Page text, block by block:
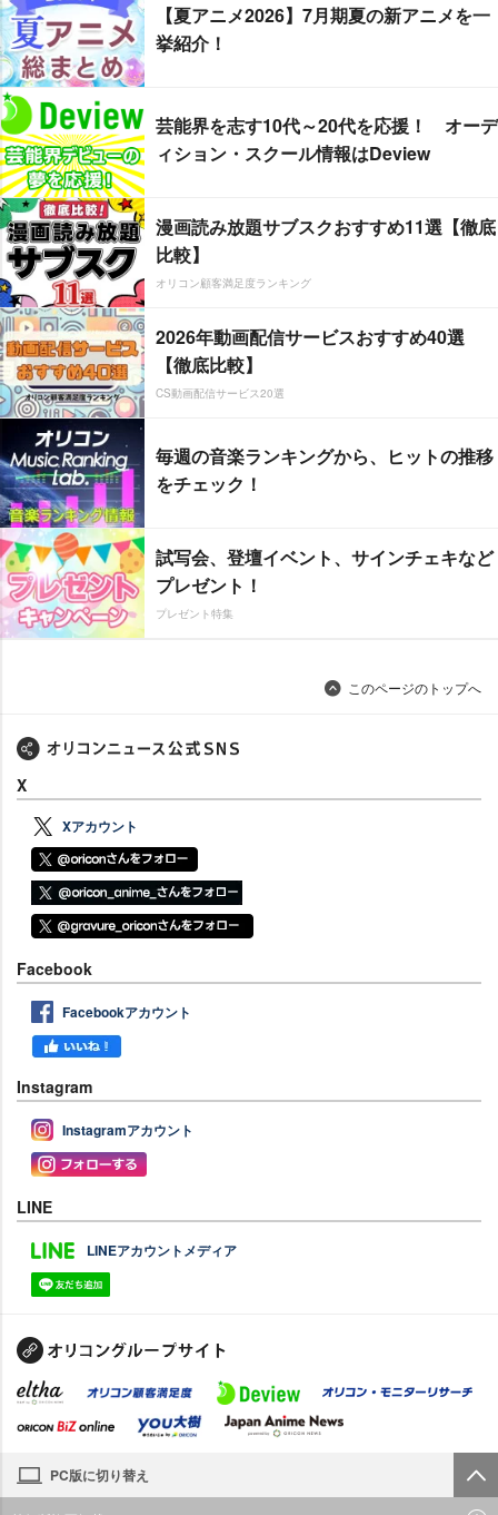
【夏アニメ2026】7月期夏の新アニメを一
挙紹介！
芸能界を志す10代～20代を応援！ オーデ
ィション・スクール情報はDeview
漫画読み放題サブスクおすすめ11選【徹底
比較】
オリコン顧客満足度ランキング
2026年動画配信サービスおすすめ40選
【徹底比較】
CS動画配信サービス20選
毎週の音楽ランキングから、ヒットの推移
をチェック！
試写会、登壇イベント、サインチェキなど
プレゼント！
プレゼント特集
このページのトップへ
X
Xアカウント
Facebook
Facebookアカウント
Instagram
Instagramアカウント
LINE
LINEアカウントメディア
PC版に切り替え